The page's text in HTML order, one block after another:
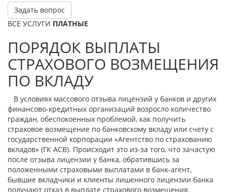
Задать вопрос
ВСЕ УСЛУГИ ПЛАТНЫЕ
ПОРЯДОК ВЫПЛАТЫ
СТРАХОВОГО ВОЗМЕЩЕНИЯ
ПО ВКЛАДУ
В условиях массового отзыва лицензий у банков и других
финансово-кредитных организаций возросло количество
граждан, обеспокоенных проблемой, как получить
страховое возмещение по банковскому вкладу или счету с
государственной корпорации «Агентство по страхованию
вкладов» (ГК АСВ). Происходит это из-за того, что зачастую
после отзыва лицензии у банка, обратившись за
положенными страховыми выплатами в банк-агент,
бывшие вкладчики и клиенты лишенного лицензии банка
получают отказ в выплате страхового возмещения.